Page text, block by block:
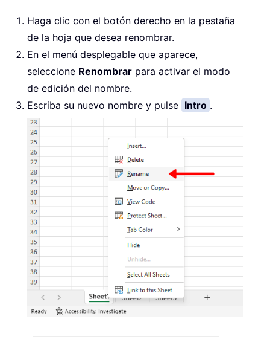
Haga clic con el botón derecho en la pestaña
de la hoja que desea renombrar.
En el menú desplegable que aparece,
seleccione Renombrar para activar el modo
de edición del nombre.
Escriba su nuevo nombre y pulse Intro .